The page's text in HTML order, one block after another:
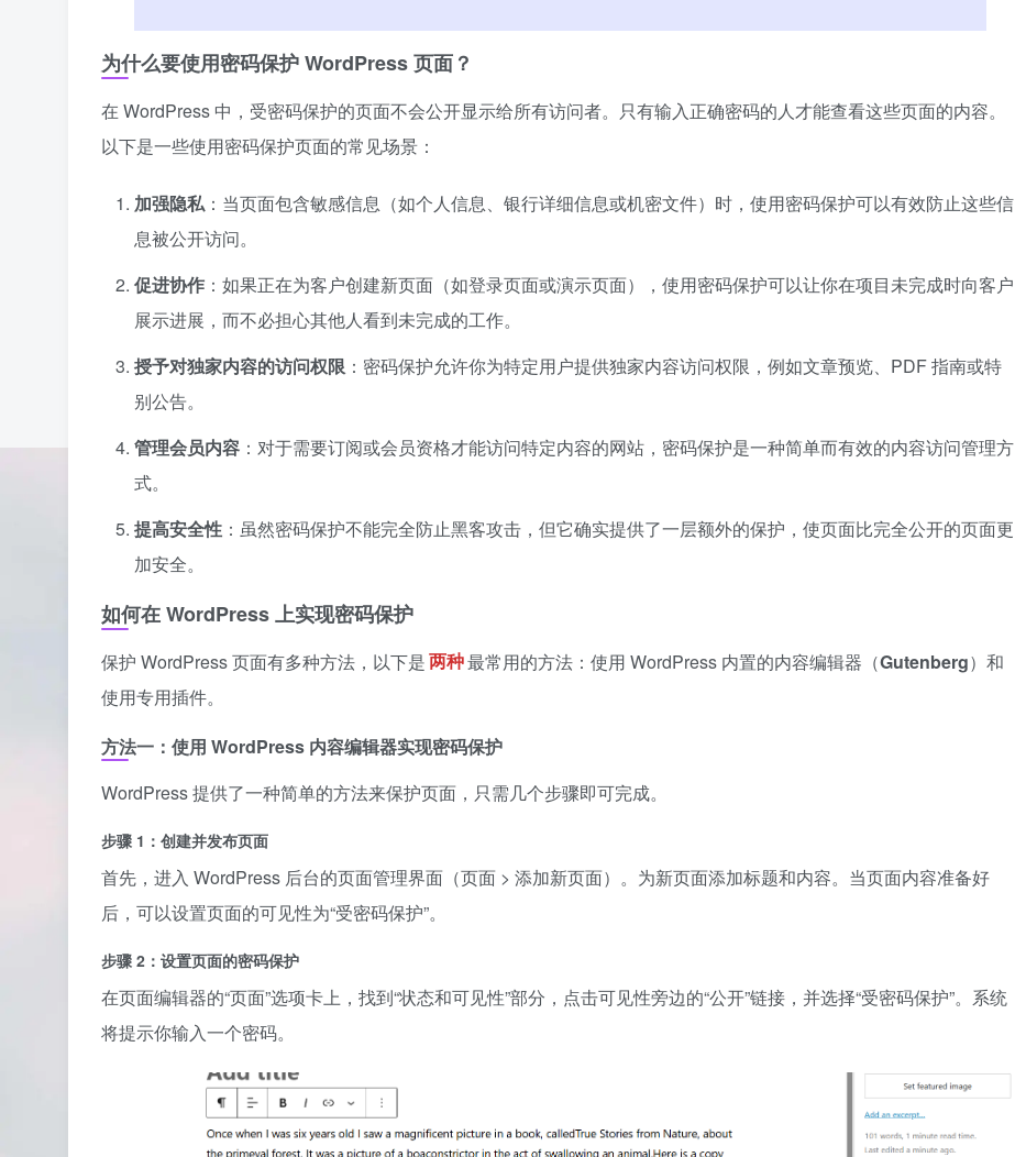
为什么要使用密码保护 WordPress 页面？
在 WordPress 中，受密码保护的页面不会公开显示给所有访问者。只有输入正确密码的人才能查看这些页面的内容。
以下是一些使用密码保护页面的常见场景：
加强隐私：当页面包含敏感信息（如个人信息、银行详细信息或机密文件）时，使用密码保护可以有效防止这些信
息被公开访问。
促进协作 ：如果正在为客户创建新页面（如登录页面或演示页面），使用密码保护可以让你在项目未完成时向客户
展示进展，而不必担心其他人看到未完成的工作。
授予对独家内容的访问权限 ：密码保护允许你为特定用户提供独家内容访问权限，例如文章预览、PDF 指南或特
别公告。
管理会员内容 ：对于需要订阅或会员资格才能访问特定内容的网站，密码保护是一种简单而有效的内容访问管理方
式。
提高安全性 ：虽然密码保护不能完全防止黑客攻击，但它确实提供了一层额外的保护，使页面比完全公开的页面更
加安全。
如何在 WordPress 上实现密码保护
保护 WordPress 页面有多种方法，以下是两种最常用的方法：使用 WordPress 内置的内容编辑器（Gutenberg）和
使用专用插件。
方法一：使用 WordPress 内容编辑器实现密码保护
WordPress 提供了一种简单的方法来保护页面，只需几个步骤即可完成。
步骤 1：创建并发布页面
首先，进入 WordPress 后台的页面管理界面（页面 > 添加新页面）。为新页面添加标题和内容。当页面内容准备好
后，可以设置页面的可见性为“受密码保护”。
步骤 2：设置页面的密码保护
在页面编辑器的“页面”选项卡上，找到“状态和可见性”部分，点击可见性旁边的“公开”链接，并选择“受密码保护”。系统
将提示你输入一个密码。